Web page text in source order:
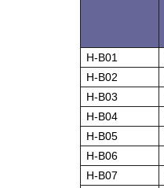
H-B01
H-B02
H-B03
H-B04
H-B05
H-B06
H-B07